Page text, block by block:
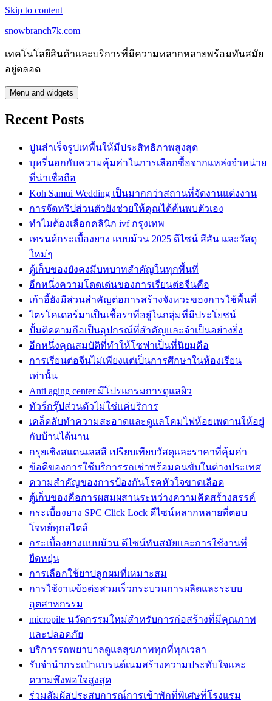
Skip to content
snowbranch7k.com
เทคโนโลยีสินค้าและบริการที่มีความหลากหลายพร้อมทันสมัย
อยู่ตลอด
Menu and widgets
Recent Posts
ปูนสำเร็จรูปเทพื้นให้มีประสิทธิภาพสูงสุด
บุหรี่นอกกับความคุ้มค่าในการเลือกซื้อจากแหล่งจำหน่าย
ที่น่าเชื่อถือ
Koh Samui Wedding เป็นมากกว่าสถานที่จัดงานแต่งงาน
การจัดทริปส่วนตัวยังช่วยให้คุณได้ค้นพบตัวเอง
ทำไมต้องเลือกคลินิก ivf กรุงเทพ
เทรนด์กระเบื้องยาง แบบม้วน 2025 ดีไซน์ สีสัน และวัสดุ
ใหม่ๆ
ตู้เก็บของยังคงมีบทบาทสำคัญในทุกพื้นที่
อีกหนึ่งความโดดเด่นของการเรียนต่อจีนคือ
เก้าอี้ยังมีส่วนสำคัญต่อการสร้างจังหวะของการใช้พื้นที่
ไตรโคเดอร์มาเป็นเชื้อราที่อยู่ในกลุ่มที่มีประโยชน์
ปั้มติดตามถือเป็นอุปกรณ์ที่สำคัญและจำเป็นอย่างยิ่ง
อีกหนึ่งคุณสมบัติที่ทำให้โซฟาเป็นที่นิยมคือ
การเรียนต่อจีนไม่เพียงแต่เป็นการศึกษาในห้องเรียน
เท่านั้น
Anti aging center มีโปรแกรมการดูแลผิว
ทัวร์กรุ๊ปส่วนตัวไม่ใช่แค่บริการ
เคล็ดลับทำความสะอาดและดูแลโคมไฟห้อยเพดานให้อยู่
กับบ้านได้นาน
กรุยเชิงสแตนเลสสี เปรียบเทียบวัสดุและราคาที่คุ้มค่า
ข้อดีของการใช้บริการรถเช่าพร้อมคนขับในต่างประเทศ
ความสำคัญของการป้องกันโรคหัวใจขาดเลือด
ตู้เก็บของคือการผสมผสานระหว่างความคิดสร้างสรรค์
กระเบื้องยาง SPC Click Lock ดีไซน์หลากหลายที่ตอบ
โจทย์ทุกสไตล์
กระเบื้องยางแบบม้วน ดีไซน์ทันสมัยและการใช้งานที่
ยืดหยุ่น
การเลือกใช้ยาปลูกผมที่เหมาะสม
การใช้งานข้อต่อสวมเร็วกระบวนการผลิตและระบบ
อุตสาหกรรม
micropile นวัตกรรมใหม่สำหรับการก่อสร้างที่มีคุณภาพ
และปลอดภัย
บริการรถพยาบาลดูแลสุขภาพทุกที่ทุกเวลา
รับจำนำกระเป๋าแบรนด์เนมสร้างความประทับใจและ
ความพึงพอใจสูงสุด
ร่วมสัมผัสประสบการณ์การเข้าพักที่พิเศษที่โรงแรม